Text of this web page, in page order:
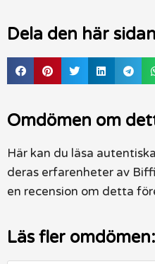
Dela den här sidan
Omdömen om
Här kan du läsa
deras erfarenheter av
en recension om detta
Läs fler omdömen: